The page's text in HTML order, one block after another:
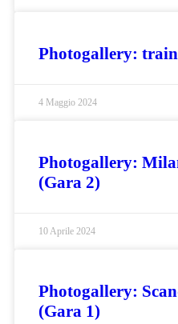
Photogallery:
4 Maggio 2024
Photogallery:
(Gara 2)
10 Aprile 2024
Photogallery:
(Gara 1)